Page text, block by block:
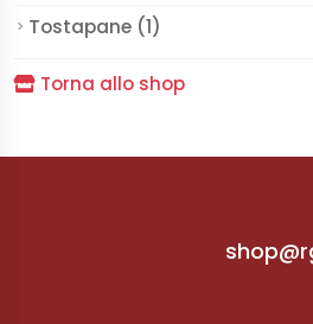
Tostapane (1)
Torna allo shop